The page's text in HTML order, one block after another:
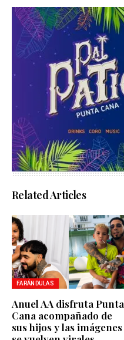
Related Articles
FARÁNDULAS
Anuel AA disfruta Punta
Cana acompañado de
sus hijos y las imágenes